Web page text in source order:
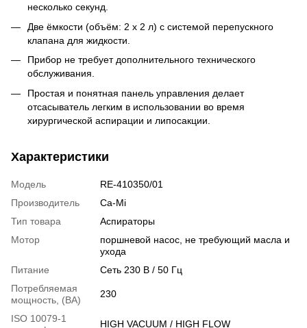
несколько секунд.
Две ёмкости (объём: 2 х 2 л) с системой перепускного
клапана для жидкости.
Прибор не требует дополнительного технического
обслуживания.
Простая и понятная панель управления делает
отсасыватель легким в использовании во время
хирургической аспирации и липосакции.
Характеристики
Модель
RE-410350/01
Производитель
Ca-Mi
Тип товара
Аспираторы
Мотор
поршневой насос, не требующий масла и
ухода
Питание
Сеть 230 В / 50 Гц
Потребляемая
мощность, (ВА)
230
ISO 10079-1
HIGH VACUUM / HIGH FLOW